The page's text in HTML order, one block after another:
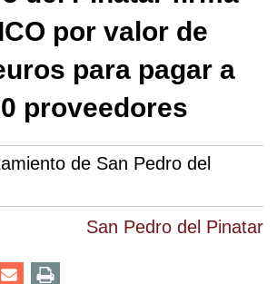
San Pedro del Pinatar
por valor de
para pagar a
proveedores
de San Pedro del